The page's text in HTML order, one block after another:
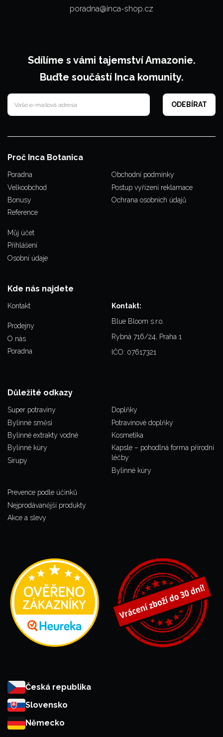
poradna@inca-shop.cz
Sdílíme s vámi tajemství Amazonie.
Buďte součástí Inca komunity.
Proč Inca Botanica
Poradna
Velkoobchod
Bonusy
Reference
Obchodní podmínky
Postup vyřízení reklamace
Ochrana osobních údajů
Můj účet
Přihlášení
Osobní údaje
Kde nás najdete
Kontakt
Prodejny
O nás
Poradna
Kontakt:
Blue Bloom s.r.o.
Rybná 716/24, Praha 1
IČO: 07617321
Důležité odkazy
Super potraviny
Bylinné směsi
Bylinné extrakty vodné
Bylinné kúry
Sirupy
Doplňky
Potravinové doplňky
Kosmetika
Kapsle – pohodlná forma přírodní
léčby
Bylinné kúry
Prevence podle účinků
Nejprodávanější produkty
Akce a slevy
Česká republika
Slovensko
Německo